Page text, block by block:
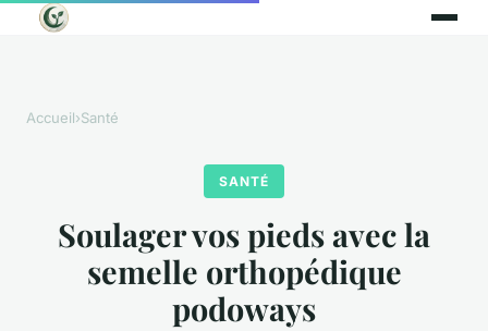
Accueil›Santé
SANTÉ
Soulager vos pieds avec la
semelle orthopédique
podoways